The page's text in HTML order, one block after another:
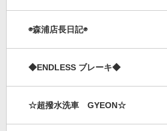
◉森浦店長日記◉
◆ENDLESS ブレーキ◆
☆超撥水洗車 GYEON☆